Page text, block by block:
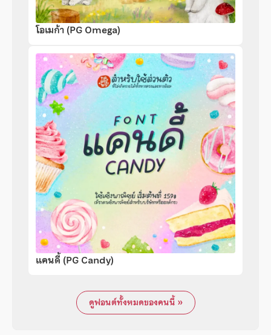
โอเมก้า (PG Omega)
แคนดี้ (PG Candy)
ดูฟอนต์ทั้งหมดของคนนี้ »